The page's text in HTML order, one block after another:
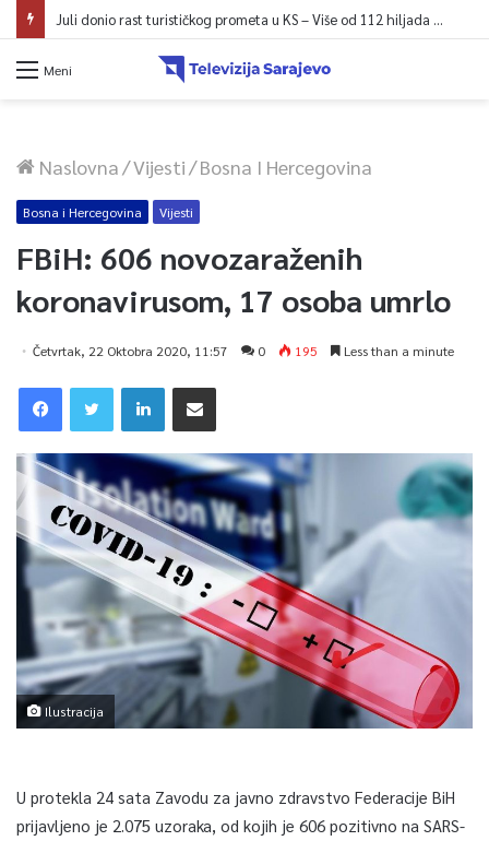
Juli donio rast turističkog prometa u KS – Više od 112 hiljada gostiju i 241 hiljada noćenja
Meni
Naslovna/Vijesti/Bosna I Hercegovina
Bosna i Hercegovina Vijesti
FBiH: 606 novozaraženih
koronavirusom, 17 osoba umrlo
Četvrtak, 22 Oktobra 2020, 11:57 0 195 Less than a minute
Ilustracija
U protekla 24 sata Zavodu za javno zdravstvo Federacije BiH
prijavljeno je 2.075 uzoraka, od kojih je 606 pozitivno na SARS-